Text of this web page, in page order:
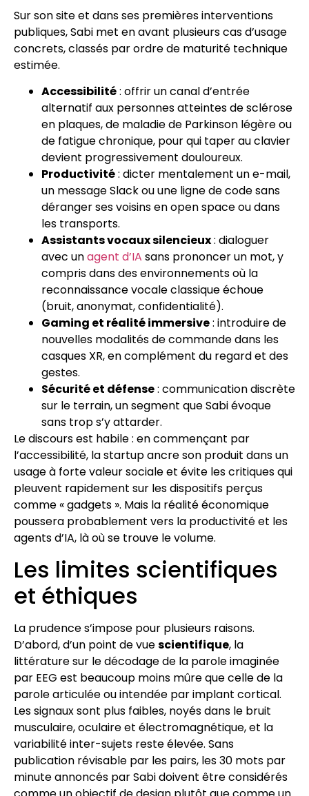
Sur son site et dans ses premières interventions
publiques, Sabi met en avant plusieurs cas d’usage
concrets, classés par ordre de maturité technique
estimée.
Accessibilité: offrir un canal d’entrée
alternatif aux personnes atteintes de sclérose
en plaques, de maladie de Parkinson légère ou
de fatigue chronique, pour qui taper au clavier
devient progressivement douloureux.
Productivité: dicter mentalement un e-mail,
un message Slack ou une ligne de code sans
déranger ses voisins en open space ou dans
les transports.
Assistants vocaux silencieux: dialoguer
avec unagent d’IA sans prononcer un mot, y
compris dans des environnements où la
reconnaissance vocale classique échoue
(bruit, anonymat, confidentialité).
Gaming et réalité immersive: introduire de
nouvelles modalités de commande dans les
casques XR, en complément du regard et des
gestes.
Sécurité et défense: communication discrète
sur le terrain, un segment que Sabi évoque
sans trop s’y attarder.
Le discours est habile : en commençant par
l’accessibilité, la startup ancre son produit dans un
usage à forte valeur sociale et évite les critiques qui
pleuvent rapidement sur les dispositifs perçus
comme « gadgets ». Mais la réalité économique
poussera probablement vers la productivité et les
agents d’IA, là où se trouve le volume.
Les limites scientifiques
et éthiques
La prudence s’impose pour plusieurs raisons.
D’abord, d’un point de vuescientifique, la
littérature sur le décodage de la parole imaginée
par EEG est beaucoup moins mûre que celle de la
parole articulée ou intendée par implant cortical.
Les signaux sont plus faibles, noyés dans le bruit
musculaire, oculaire et électromagnétique, et la
variabilité inter-sujets reste élevée. Sans
publication révisable par les pairs, les 30 mots par
minute annoncés par Sabi doivent être considérés